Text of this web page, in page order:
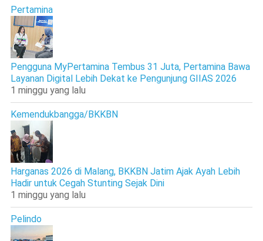
Pertamina
Pengguna MyPertamina Tembus 31 Juta, Pertamina Bawa
Layanan Digital Lebih Dekat ke Pengunjung GIIAS 2026
1 minggu yang lalu
Kemendukbangga/BKKBN
Harganas 2026 di Malang, BKKBN Jatim Ajak Ayah Lebih
Hadir untuk Cegah Stunting Sejak Dini
1 minggu yang lalu
Pelindo